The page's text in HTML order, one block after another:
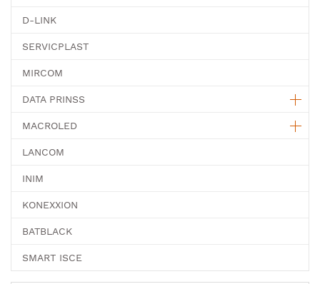
D-LINK
SERVICPLAST
MIRCOM
DATA PRINSS
MACROLED
LANCOM
INIM
KONEXXION
BATBLACK
SMART ISCE